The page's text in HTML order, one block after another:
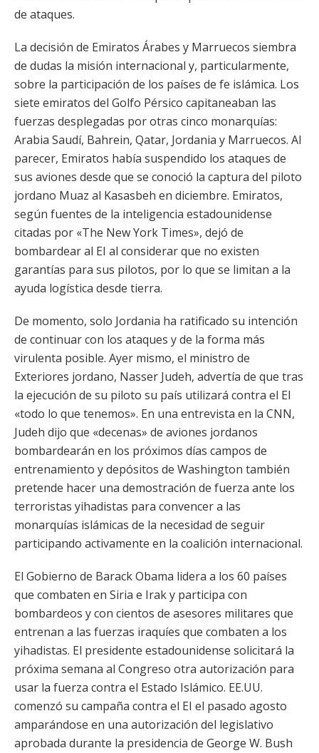
de ataques.
La decisión de Emiratos Árabes y Marruecos siembra
de dudas la misión internacional y, particularmente,
sobre la participación de los países de fe islámica. Los
siete emiratos del Golfo Pérsico capitaneaban las
fuerzas desplegadas por otras cinco monarquías:
Arabia Saudí, Bahrein, Qatar, Jordania y Marruecos. Al
parecer, Emiratos había suspendido los ataques de
sus aviones desde que se conoció la captura del piloto
jordano Muaz al Kasasbeh en diciembre. Emiratos,
según fuentes de la inteligencia estadounidense
citadas por «The New York Times», dejó de
bombardear al EI al considerar que no existen
garantías para sus pilotos, por lo que se limitan a la
ayuda logística desde tierra.
De momento, solo Jordania ha ratificado su intención
de continuar con los ataques y de la forma más
virulenta posible. Ayer mismo, el ministro de
Exteriores jordano, Nasser Judeh, advertía de que tras
la ejecución de su piloto su país utilizará contra el EI
«todo lo que tenemos». En una entrevista en la CNN,
Judeh dijo que «decenas» de aviones jordanos
bombardearán en los próximos días campos de
entrenamiento y depósitos de Washington también
pretende hacer una demostración de fuerza ante los
terroristas yihadistas para convencer a las
monarquías islámicas de la necesidad de seguir
participando activamente en la coalición internacional.
El Gobierno de Barack Obama lidera a los 60 países
que combaten en Siria e Irak y participa con
bombardeos y con cientos de asesores militares que
entrenan a las fuerzas iraquíes que combaten a los
yihadistas. El presidente estadounidense solicitará la
próxima semana al Congreso otra autorización para
usar la fuerza contra el Estado Islámico. EE.UU.
comenzó su campaña contra el EI el pasado agosto
amparándose en una autorización del legislativo
aprobada durante la presidencia de George W. Bush